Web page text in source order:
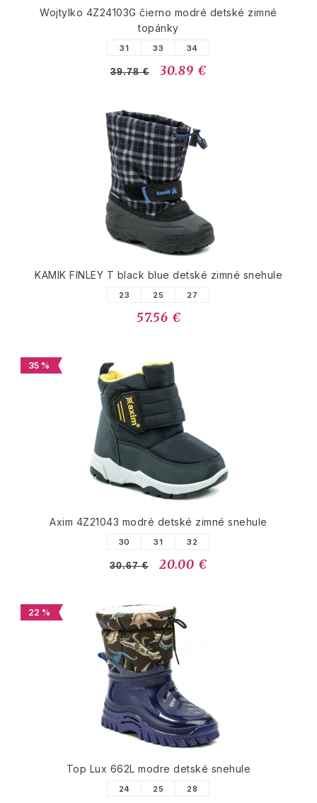
Wojtylko 4Z24103G čierno modré detské zimné
topánky
31 33 34
39.78 € 30.89 €
KAMIK FINLEY T black blue detské zimné snehule
23 25 27
57.56 €
35 %
Axim 4Z21043 modré detské zimné snehule
30 31 32
30.67 € 20.00 €
22 %
Top Lux 662L modre detské snehule
24 25 28